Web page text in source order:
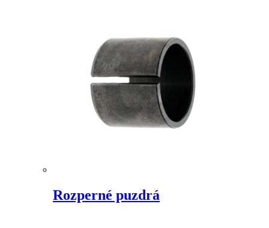
Rozperné puzdrá